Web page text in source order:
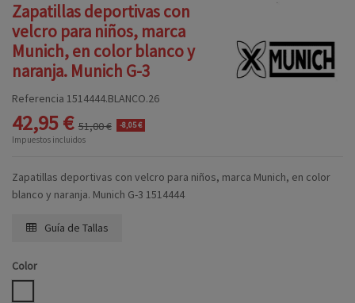
Zapatillas deportivas con
velcro para niños, marca
Munich, en color blanco y
naranja. Munich G-3
Referencia 1514444.BLANCO.26
42,95 € 51,00 € -8,05 €
Impuestos incluidos
Zapatillas deportivas con velcro para niños, marca Munich, en color
blanco y naranja. Munich G-3 1514444
Guía de Tallas
Color